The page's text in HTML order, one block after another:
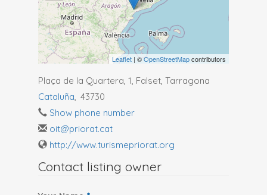
Leaflet | ©OpenStreetMapcontributors
Plaça de la Quartera, 1, Falset, Tarragona
Cataluña, 43730
Show phone number
oit@priorat.cat
http://www.turismepriorat.org
Contact listing owner